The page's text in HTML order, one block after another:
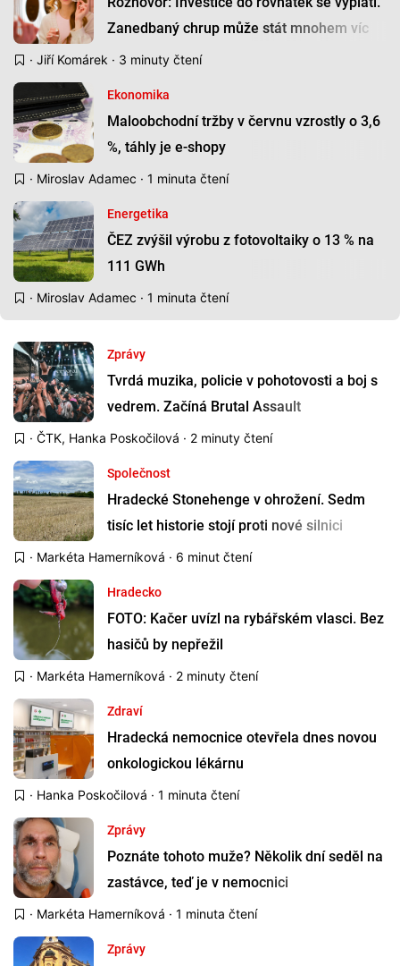
Zanedbaný chrup může stát mnohem víc
· Jiří Komárek · 3 minuty čtení
Ekonomika
Maloobchodní tržby v červnu vzrostly o 3,6
%, táhly je e-shopy
· Miroslav Adamec · 1 minuta čtení
Energetika
ČEZ zvýšil výrobu z fotovoltaiky o 13 % na
111 GWh
· Miroslav Adamec · 1 minuta čtení
Zprávy
Tvrdá muzika, policie v pohotovosti a boj s
vedrem. Začíná Brutal Assault
· ČTK, Hanka Poskočilová · 2 minuty čtení
Společnost
Hradecké Stonehenge v ohrožení. Sedm
tisíc let historie stojí proti nové silnici
· Markéta Hamerníková · 6 minut čtení
Hradecko
FOTO: Kačer uvízl na rybářském vlasci. Bez
hasičů by nepřežil
· Markéta Hamerníková · 2 minuty čtení
Zdraví
Hradecká nemocnice otevřela dnes novou
onkologickou lékárnu
· Hanka Poskočilová · 1 minuta čtení
Zprávy
Poznáte tohoto muže? Několik dní seděl na
zastávce, teď je v nemocnici
· Markéta Hamerníková · 1 minuta čtení
Zprávy